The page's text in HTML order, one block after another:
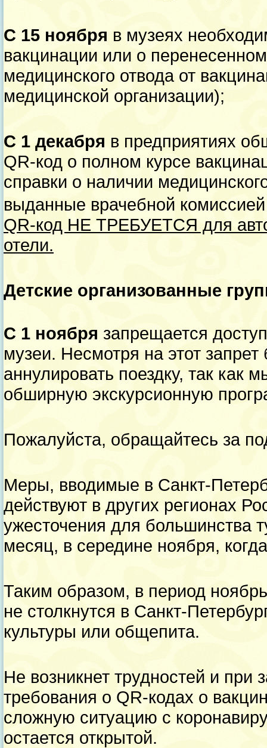
С 15 ноября в музеях
вакцинации или о
медицинского отвода от
медицинской организации);
С 1 декабря в предприятиях
QR-код о полном курсе
справки о наличии
выданные врачебной
QR-код НЕ ТРЕБУЕТСЯ для
отели.
Детские организованные
С 1 ноября запрещается
музеи. Несмотря на этот
аннулировать поездку, так
обширную экскурсионную
Пожалуйста, обращайтесь за
Меры, вводимые в Санкт-
действуют в других регионах
ужесточения для большинства
месяц, в середине ноября,
Таким образом, в период
не столкнутся в Санкт-
культуры или общепита.
Не возникнет трудностей и при
требования о QR-кодах о
сложную ситуацию с
остается открытой.